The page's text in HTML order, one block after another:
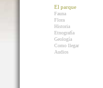
El parque
Fauna
Flora
Historia
Etnografía
Geología
Como llegar
Audios